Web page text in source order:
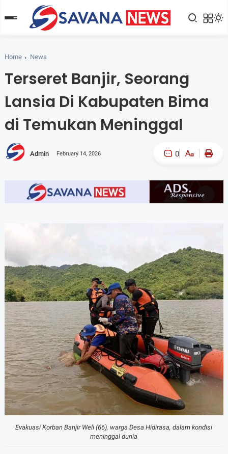
Home News
Terseret Banjir, Seorang
Lansia Di Kabupaten Bima
di Temukan Meninggal
Admin February 14, 2026 0
A- A+
Evakuasi Korban BanjirWeli (66), warga Desa Hidirasa, dalam kondisi
meninggal dunia